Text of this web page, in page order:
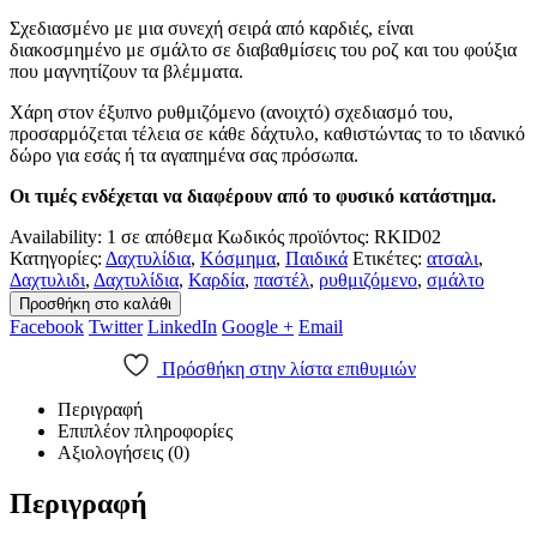
Σχεδιασμένο με μια συνεχή σειρά από καρδιές, είναι
διακοσμημένο με σμάλτο σε διαβαθμίσεις του ροζ και του φούξια
που μαγνητίζουν τα βλέμματα.
Χάρη στον έξυπνο ρυθμιζόμενο (ανοιχτό) σχεδιασμό του,
προσαρμόζεται τέλεια σε κάθε δάχτυλο, καθιστώντας το το ιδανικό
δώρο για εσάς ή τα αγαπημένα σας πρόσωπα.
Οι τιμές ενδέχεται να διαφέρουν από το φυσικό κατάστημα.
Availability: 1 σε απόθεμα Κωδικός προϊόντος: RKID02
Κατηγορίες: Δαχτυλίδια, Κόσμημα, Παιδικά Ετικέτες: ατσαλι,
Δαχτυλιδι, Δαχτυλίδια, Καρδία, παστέλ, ρυθμιζόμενο, σμάλτο
Προσθήκη στο καλάθι
Facebook Twitter LinkedIn Google + Email
Πρόσθήκη στην λίστα επιθυμιών
Περιγραφή
Επιπλέον πληροφορίες
Αξιολογήσεις (0)
Περιγραφή